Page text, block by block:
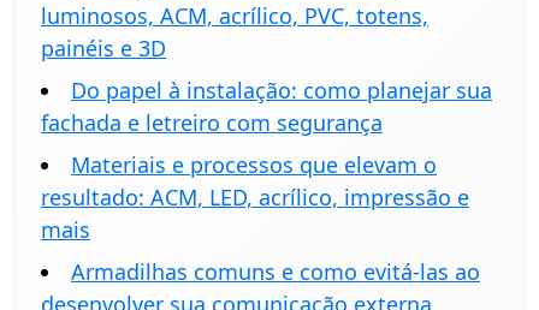
luminosos, ACM, acrílico, PVC, totens,
painéis e 3D
Do papel à instalação: como planejar sua
fachada e letreiro com segurança
Materiais e processos que elevam o
resultado: ACM, LED, acrílico, impressão e
mais
Armadilhas comuns e como evitá-las ao